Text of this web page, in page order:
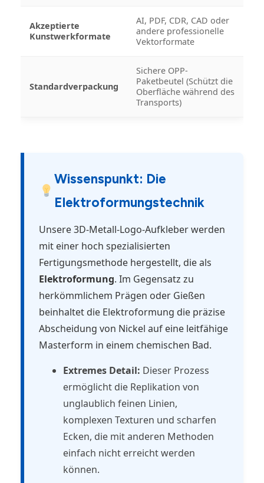
Akzeptierte
Kunstwerkformate
AI, PDF, CDR, CAD oder
andere professionelle
Vektorformate
Standardverpackung
Sichere OPP-
Paketbeutel (Schützt die
Oberfläche während des
Transports)
Wissenspunkt: Die
Elektroformungstechnik
Unsere 3D-Metall-Logo-Aufkleber werden
mit einer hoch spezialisierten
Fertigungsmethode hergestellt, die als
Elektroformung. Im Gegensatz zu
herkömmlichem Prägen oder Gießen
beinhaltet die Elektroformung die präzise
Abscheidung von Nickel auf eine leitfähige
Masterform in einem chemischen Bad.
Extremes Detail: Dieser Prozess
ermöglicht die Replikation von
unglaublich feinen Linien,
komplexen Texturen und scharfen
Ecken, die mit anderen Methoden
einfach nicht erreicht werden
können.